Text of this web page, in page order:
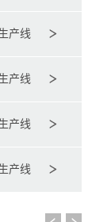
产线
产线
产线
产线